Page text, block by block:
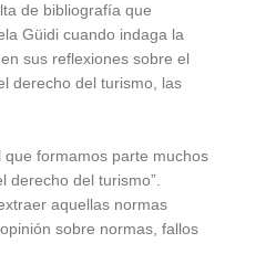
de bibliografía que
Güidi cuando indaga la
sus reflexiones sobre el
derecho del turismo, las
formamos parte muchos
del turismo”.
aquellas normas
sobre normas, fallos